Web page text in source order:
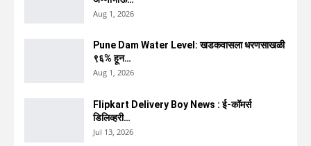
Aug 1, 2026
Pune Dam Water Level: खडकवासला धरणसाखळी
९६% हून…
Aug 1, 2026
Flipkart Delivery Boy News : ई-कॉमर्स
डिलिव्हरी…
Jul 13, 2026